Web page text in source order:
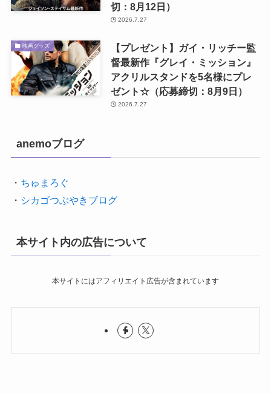
切：8月12日）
2026.7.27
映画グッズ
【プレゼント】ガイ・リッチー監
督最新作『グレイ・ミッション』
アクリルスタンドを5名様にプレ
ゼント☆（応募締切：8月9日）
2026.7.27
anemoブログ
・ ちゅまろぐ
・ シカゴつぶやきブログ
本サイト内の広告について
本サイトにはアフィリエイト広告が含まれています